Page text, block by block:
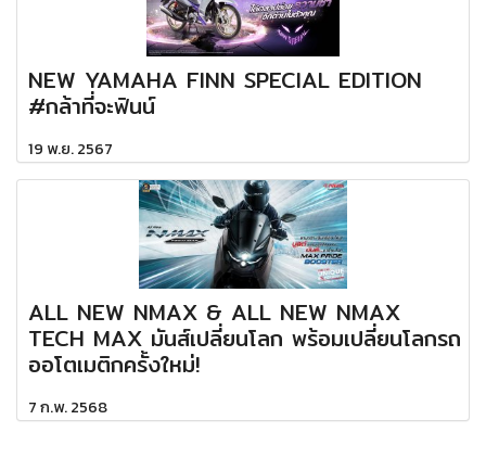
NEW YAMAHA FINN SPECIAL EDITION
#กล้าที่จะฟินน์
19 พ.ย. 2567
ALL NEW NMAX & ALL NEW NMAX
TECH MAX มันส์เปลี่ยนโลก พร้อมเปลี่ยนโลกรถ
ออโตเมติกครั้งใหม่!
7 ก.พ. 2568